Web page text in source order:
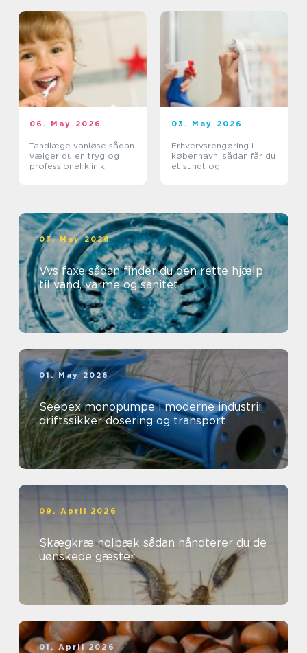
06. May 2026
Tandlæge vanløse sådan
vælger du en tryg og
professionel klinik
03. May 2026
Erhvervsrengøring i
københavn: sådan får du
et sundt og
03. May 2026
Vvs faxe sådan finder du den rette hjælp
til vand, varme og sanitet
01. May 2026
Seepex monopumpe i moderne industri:
driftssikker dosering og transport
09. April 2026
Skægkræ holbæk sådan håndterer du de
uønskede gæster
01. April 2026